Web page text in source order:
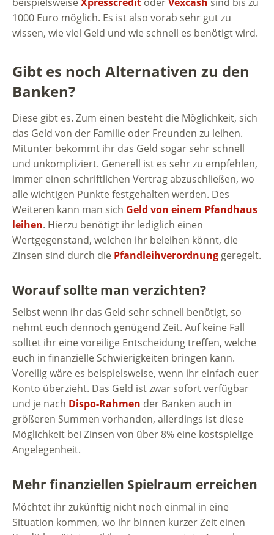
1000 Euro möglich. Es ist also vorab sehr gut zu
wissen, wie viel Geld und wie schnell es benötigt wird.
Gibt es noch Alternativen zu den
Banken?
Diese gibt es. Zum einen besteht die Möglichkeit, sich
das Geld von der Familie oder Freunden zu leihen.
Mitunter bekommt ihr das Geld sogar sehr schnell
und unkompliziert. Generell ist es sehr zu empfehlen,
immer einen schriftlichen Vertrag abzuschließen, wo
alle wichtigen Punkte festgehalten werden. Des
Weiteren kann man sich Geld von einem Pfandhaus
leihen. Hierzu benötigt ihr lediglich einen
Wertgegenstand, welchen ihr beleihen könnt, die
Zinsen sind durch die Pfandleihverordnung geregelt.
Worauf sollte man verzichten?
Selbst wenn ihr das Geld sehr schnell benötigt, so
nehmt euch dennoch genügend Zeit. Auf keine Fall
solltet ihr eine voreilige Entscheidung treffen, welche
euch in finanzielle Schwierigkeiten bringen kann.
Voreilig wäre es beispielsweise, wenn ihr einfach euer
Konto überzieht. Das Geld ist zwar sofort verfügbar
und je nach Dispo-Rahmen der Banken auch in
größeren Summen vorhanden, allerdings ist diese
Möglichkeit bei Zinsen von über 8% eine kostspielige
Angelegenheit.
Mehr finanziellen Spielraum erreichen
Möchtet ihr zukünftig nicht noch einmal in eine
Situation kommen, wo ihr binnen kurzer Zeit einen